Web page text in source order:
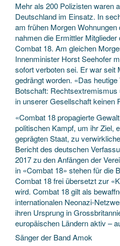
Mehr als 200 Polizisten waren
Deutschland im Einsatz. In
am frühen Morgen
nahmen die Ermittler
Combat 18. Am gleichen
Innenminister Horst Seehofer
sofort verboten sei. Er war seit
gedrängt worden. «Das
Botschaft:
in unserer Gesellschaft keinen
«Combat 18 propagierte
politischen Kampf, um ihr Ziel,
geprägten Staat, zu
Bericht des deutschen
2017 zu den Anfängen der
in «Combat 18» stehen für die
Combat 18 frei übersetzt zur
wird. Combat 18 gilt als
internationalen Neonazi-
ihren Ursprung in
europäischen Ländern aktiv –
Sänger der Band Amok